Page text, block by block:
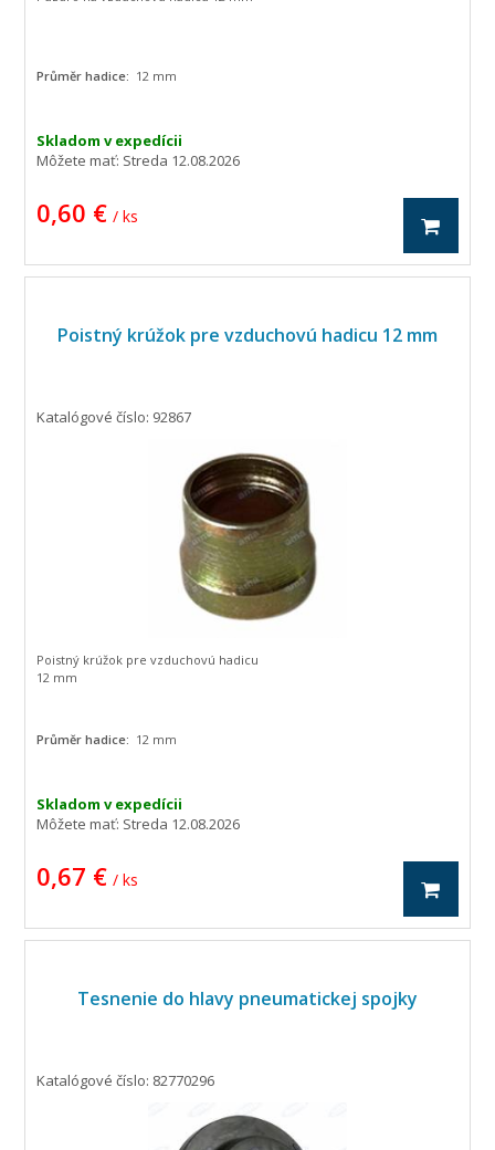
Skladom v expedícii
Môžete mať: Streda 12.08.2026
0,60 € / ks
Průměr hadice: 12 mm
Poistný krúžok pre vzduchovú hadicu 12 mm
Katalógové číslo: 92867
Skladom v expedícii
Môžete mať: Streda 12.08.2026
0,67 € / ks
Poistný krúžok pre vzduchovú hadicu
12 mm
Průměr hadice: 12 mm
Tesnenie do hlavy pneumatickej spojky
Katalógové číslo: 82770296